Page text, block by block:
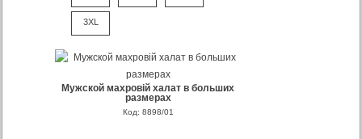
3XL
Мужской махровій халат в больших
размерах
Код: 8898/01